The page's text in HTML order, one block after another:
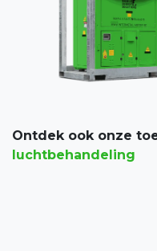
Ontdek ook onze
luchtbehandeling